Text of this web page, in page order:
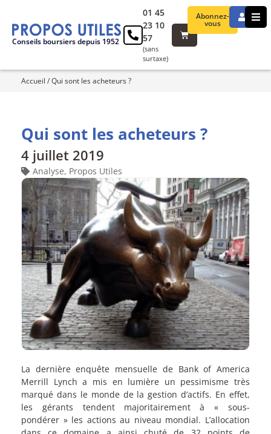
Conseils boursiers depuis 1952
Abonnez-
vous
01 45
23 10
57
(sans
surtaxe)
Accueil /Qui sont les acheteurs ?
Qui sont les acheteurs ?
4 juillet 2019
Analyse, Propos Utiles
La dernière enquête mensuelle de Bank of America
Merrill Lynch a mis en lumière un pessimisme très
marqué dans le monde de la gestion d’actifs. En effet,
les gérants tendent majoritairement à « sous-
pondérer » les actions au niveau mondial. L’allocation